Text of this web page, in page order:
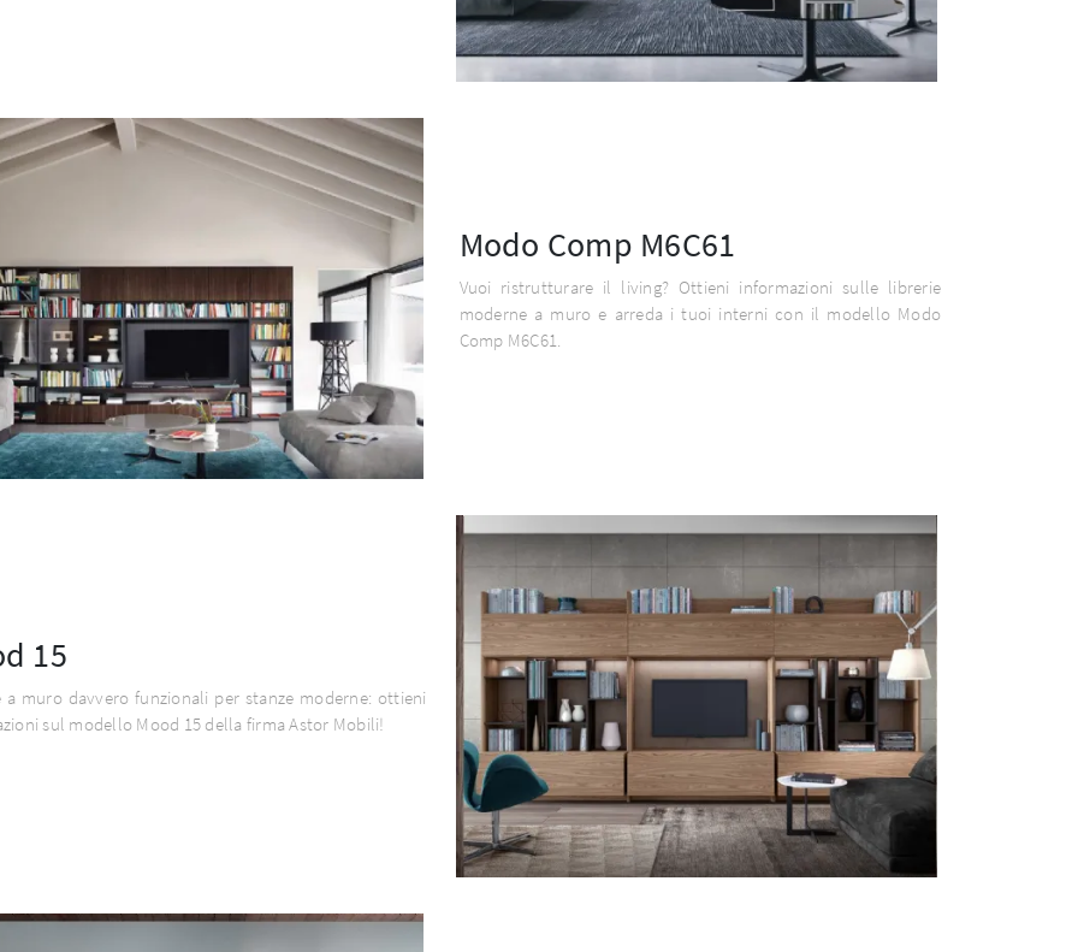
Modo Comp M6C61
Vuoi ristrutturare il living? Ottieni informazioni sulle librerie
moderne a muro e arreda i tuoi interni con il modello Modo
Comp M6C61.
15
a muro davvero funzionali per stanze moderne: ottieni
sul modello Mood 15 della firma Astor Mobili!